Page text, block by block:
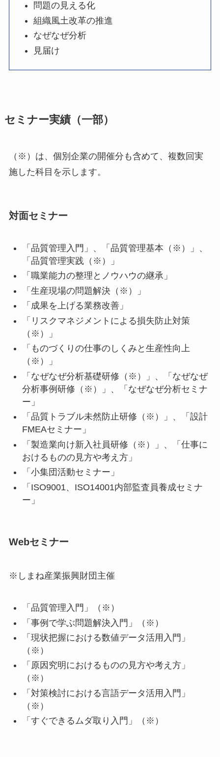
問題の見える化
組織風土改革の推進
なぜなぜ分析
見届け
セミナー実績（一部）
（※）は、個別企業の開催分も含めて、複数回実
施した科目を示します。
対面セミナー
「品質管理入門」、「品質管理基本（※）」、
「品質管理実践（※）」
「職業能力の整理とノウハウの継承」
「生産現場の問題解決（※）」
「成果を上げる業務改善」
「リスクマネジメントによる損失防止対策
（※）」
「ものづくりの仕事のしくみと生産性向上
（※）」
「なぜなぜ分析基礎研修（※）」、「なぜなぜ
分析事例研修（※）」、「なぜなぜ分析セミナ
ー」
「品質トラブル未然防止研修（※）」、「設計
FMEAセミナー」
「製造業向け新入社員研修（※）」、「仕事に
おけるものの見方や考え方」
「小集団活動セミナー」
「ISO9001、ISO14001内部監査員養成セミナ
ー」
Webセミナー
※しまね産業振興財団主催
「品質管理入門」（※）
「事例で学ぶ問題解決入門」（※）
「現状把握における数値データ活用入門」
（※）
「原因究明におけるものの見方や考え方」
（※）
「対策検討における言語データ活用入門」
（※）
「すぐできるムダ取り入門」（※）